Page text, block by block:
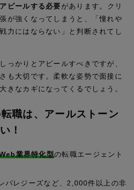
ピールする必要があります。クリ
が強くなってしまうと、「憧れや
力にはならない」と判断されてし
っかりとアピールすべきですが、
も大切です。柔軟な姿勢で面接に
きなカギになってくるでしょう。
職は、アールストーン
！
業界特化型の転職エージェント
バレジーズなど、2,000件以上の非